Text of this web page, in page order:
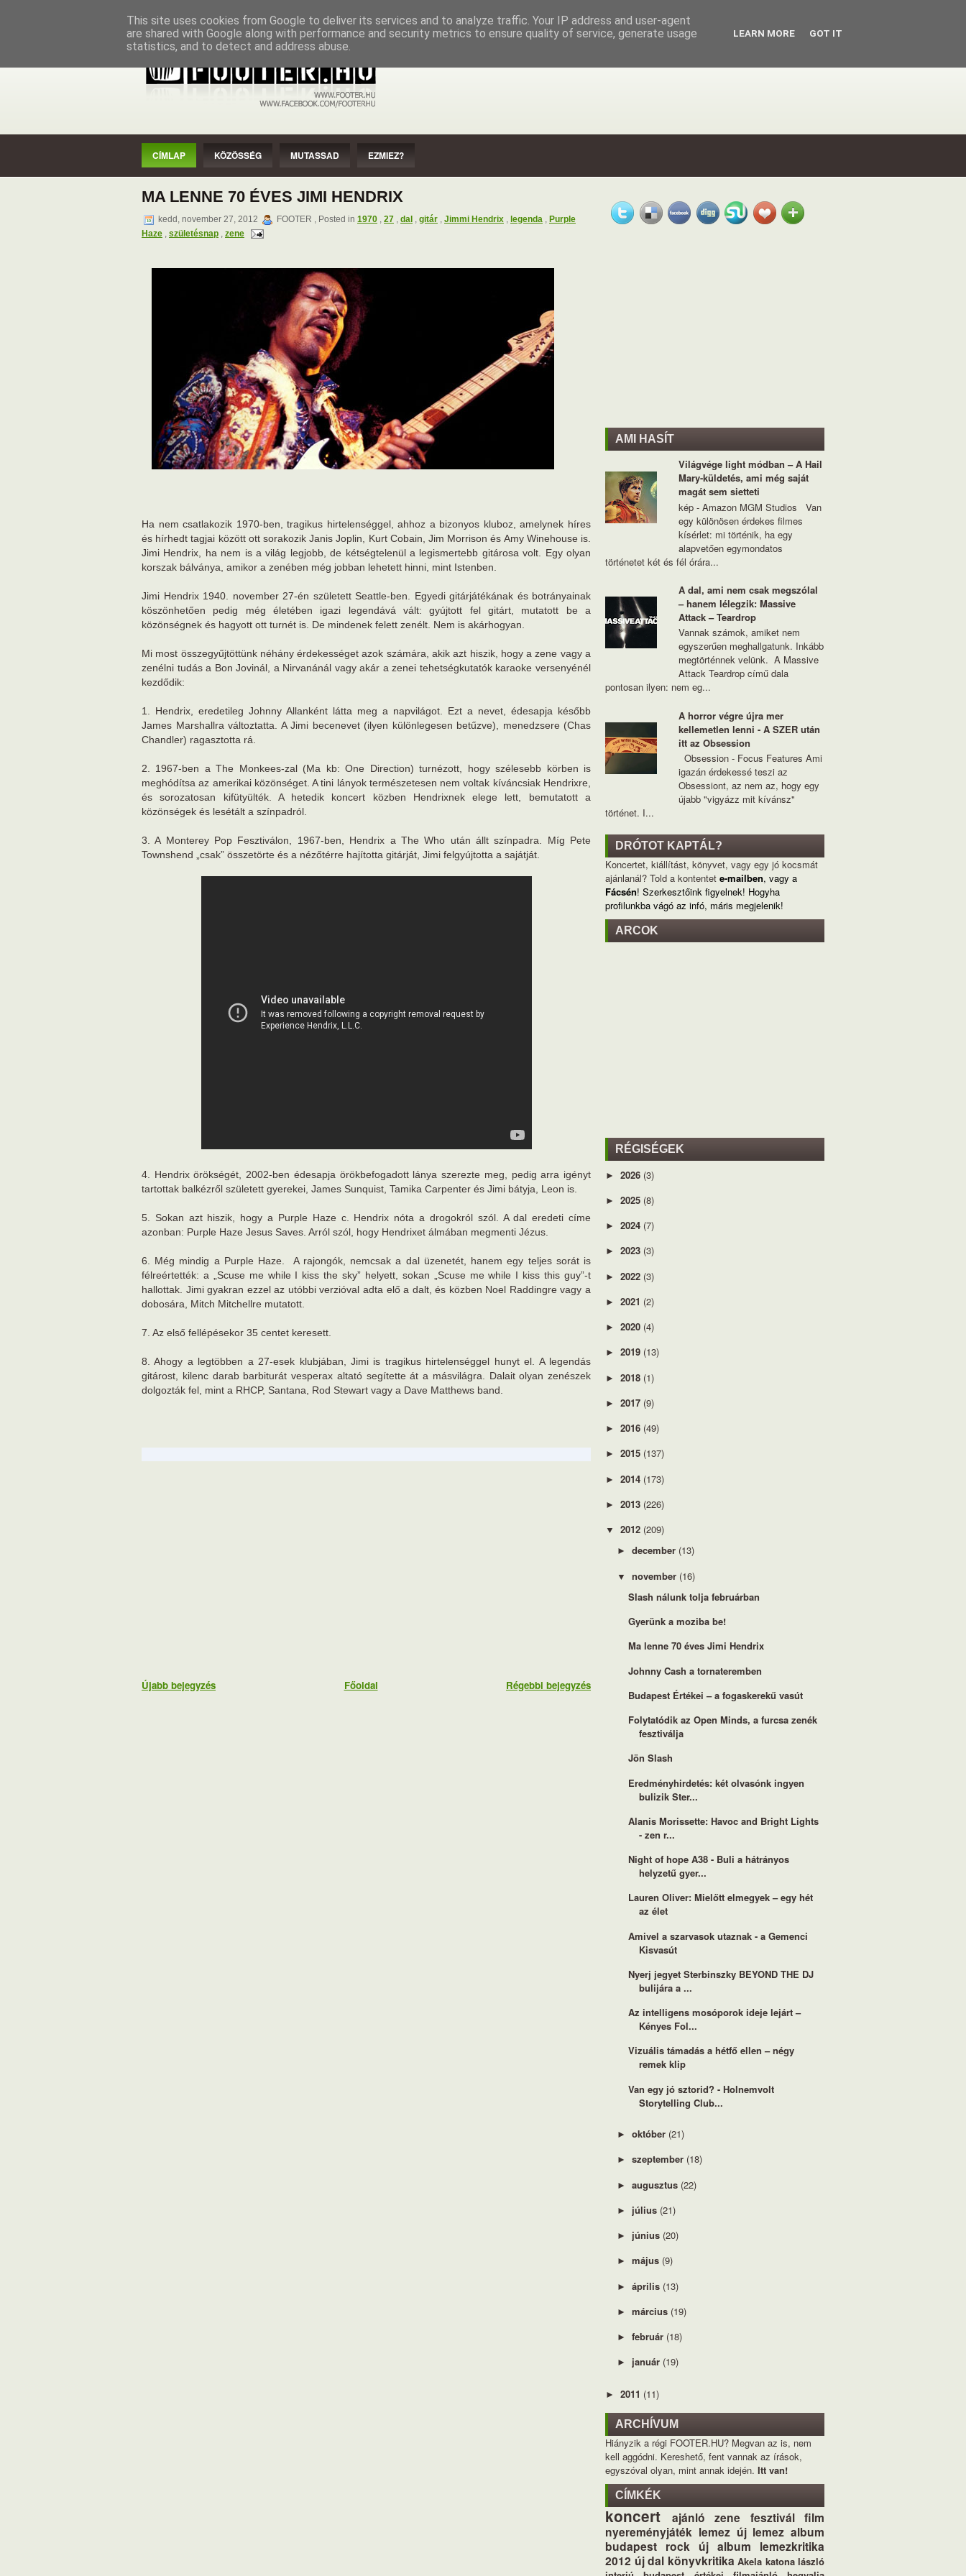
CÍMLAP KÖZÖSSÉG MUTASSAD EZMIEZ? IMPRESSZUM SZERZŐI JOGOK
CÍMLAP KÖZÖSSÉG MUTASSAD EZMIEZ?
MA LENNE 70 ÉVES JIMI HENDRIX
kedd, november 27, 2012 FOOTER , Posted in 1970 , 27 , dal , gitár , Jimmi Hendrix , legenda , Purple
Haze , születésnap , zene
Ha nem csatlakozik 1970-ben, tragikus hirtelenséggel, ahhoz a bizonyos kluboz, amelynek híres
és hírhedt tagjai között ott sorakozik Janis Joplin, Kurt Cobain, Jim Morrison és Amy Winehouse is.
Jimi Hendrix, ha nem is a világ legjobb, de kétségtelenül a legismertebb gitárosa volt. Egy olyan
korszak bálványa, amikor a zenében még jobban lehetett hinni, mint Istenben.
Jimi Hendrix 1940. november 27-én született Seattle-ben. Egyedi gitárjátékának és botrányainak
köszönhetően pedig még életében igazi legendává vált: gyújtott fel gitárt, mutatott be a
közönségnek és hagyott ott turnét is. De mindenek felett zenélt. Nem is akárhogyan.
Mi most összegyűjtöttünk néhány érdekességet azok számára, akik azt hiszik, hogy a zene vagy a
zenélni tudás a Bon Jovinál, a Nirvanánál vagy akár a zenei tehetségkutatók karaoke versenyénél
kezdődik:
1. Hendrix, eredetileg Johnny Allanként látta meg a napvilágot. Ezt a nevet, édesapja később
James Marshallra változtatta. A Jimi becenevet (ilyen különlegesen betűzve), menedzsere (Chas
Chandler) ragasztotta rá.
2. 1967-ben a The Monkees-zal (Ma kb: One Direction) turnézott, hogy szélesebb körben is
meghódítsa az amerikai közönséget. A tini lányok természetesen nem voltak kíváncsiak Hendrixre,
és sorozatosan kifütyülték. A hetedik koncert közben Hendrixnek elege lett, bemutatott a
közönségek és lesétált a színpadról.
3. A Monterey Pop Fesztiválon, 1967-ben, Hendrix a The Who után állt színpadra. Míg Pete
Townshend „csak” összetörte és a nézőtérre hajította gitárját, Jimi felgyújtotta a sajátját.
4. Hendrix örökségét, 2002-ben édesapja örökbefogadott lánya szerezte meg, pedig arra igényt
tartottak balkézről született gyerekei, James Sunquist, Tamika Carpenter és Jimi bátyja, Leon is.
5. Sokan azt hiszik, hogy a Purple Haze c. Hendrix nóta a drogokról szól. A dal eredeti címe
azonban: Purple Haze Jesus Saves. Arról szól, hogy Hendrixet álmában megmenti Jézus.
6. Még mindig a Purple Haze. A rajongók, nemcsak a dal üzenetét, hanem egy teljes sorát is
félreértették: a „Scuse me while I kiss the sky” helyett, sokan „Scuse me while I kiss this guy”-t
hallottak. Jimi gyakran ezzel az utóbbi verzióval adta elő a dalt, és közben Noel Raddingre vagy a
dobosára, Mitch Mitchellre mutatott.
7. Az első fellépésekor 35 centet keresett.
8. Ahogy a legtöbben a 27-esek klubjában, Jimi is tragikus hirtelenséggel hunyt el. A legendás
gitárost, kilenc darab barbiturát vesperax altató segítette át a másvilágra. Dalait olyan zenészek
dolgozták fel, mint a RHCP, Santana, Rod Stewart vagy a Dave Matthews band.
Újabb bejegyzés Régebbi bejegyzés
Főoldal
AMI HASÍT
Világvége light módban – A Hail
Mary-küldetés, ami még saját
magát sem sietteti
kép - Amazon MGM Studios Van
egy különösen érdekes filmes
kísérlet: mi történik, ha egy
alapvetően egymondatos
történetet két és fél órára...
A dal, ami nem csak megszólal
– hanem lélegzik: Massive
Attack – Teardrop
Vannak számok, amiket nem
egyszerűen meghallgatunk. Inkább
megtörténnek velünk. A Massive
Attack Teardrop című dala
pontosan ilyen: nem eg...
A horror végre újra mer
kellemetlen lenni - A SZER után
itt az Obsession
Obsession - Focus Features Ami
igazán érdekessé teszi az
Obsessiont, az nem az, hogy egy
újabb "vigyázz mit kívánsz"
történet. I...
DRÓTOT KAPTÁL?
Koncertet, kiállítást, könyvet, vagy egy jó kocsmát
ajánlanál? Told a kontentet e-mailben, vagy a
Fácsén! Szerkesztőink figyelnek! Hogyha
profilunkba vágó az infó, máris megjelenik!
ARCOK
RÉGISÉGEK
► 2026 (3)
► 2025 (8)
► 2024 (7)
► 2023 (3)
► 2022 (3)
► 2021 (2)
► 2020 (4)
► 2019 (13)
► 2018 (1)
► 2017 (9)
► 2016 (49)
► 2015 (137)
► 2014 (173)
► 2013 (226)
▼ 2012 (209)
► december (13)
▼ november (16)
Slash nálunk tolja februárban
Gyerünk a moziba be!
Ma lenne 70 éves Jimi Hendrix
Johnny Cash a tornateremben
Budapest Értékei – a fogaskerekű vasút
Folytatódik az Open Minds, a furcsa zenék
fesztiválja
Jön Slash
Eredményhirdetés: két olvasónk ingyen
bulizik Ster...
Alanis Morissette: Havoc and Bright Lights
- zen r...
Night of hope A38 - Buli a hátrányos
helyzetű gyer...
Lauren Oliver: Mielőtt elmegyek – egy hét
az élet
Amivel a szarvasok utaznak - a Gemenci
Kisvasút
Nyerj jegyet Sterbinszky BEYOND THE DJ
bulijára a ...
Az intelligens mosóporok ideje lejárt –
Kényes Fol...
Vizuális támadás a hétfő ellen – négy
remek klip
Van egy jó sztorid? - Holnemvolt
Storytelling Club...
► október (21)
► szeptember (18)
► augusztus (22)
► július (21)
► június (20)
► május (9)
► április (13)
► március (19)
► február (18)
► január (19)
► 2011 (11)
ARCHÍVUM
Hiányzik a régi FOOTER.HU? Megvan az is, nem
kell aggódni. Kereshető, fent vannak az írások,
egyszóval olyan, mint annak idején. Itt van!
CÍMKÉK
koncert ajánló zene fesztivál film
nyereményjáték lemez új lemez album
budapest rock új album
lemezkritika
2012 új dal könyvkritika Akela katona lászló
This site uses cookies from Google to deliver its services and to analyze traffic. Your IP address and user-agent
are shared with Google along with performance and security metrics to ensure quality of service, generate usage
statistics, and to detect and address abuse.
LEARN MORE GOT IT